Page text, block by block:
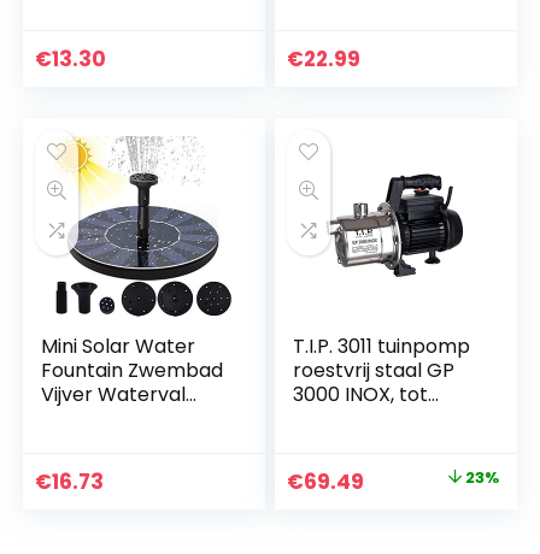
fonteinpomp voor
systemen met een
sproeier van 1,5 m
€13.30
voor camper,
€22.99
Mini Solar Water
Fountain Zwembad
Vijver Waterval
Buiten Vogelbad
Zonne-energie
€16.73
T.I.P. 3011 tuinpomp
roestvrij staal GP
3000 INOX, tot
Original
€69.49 23%